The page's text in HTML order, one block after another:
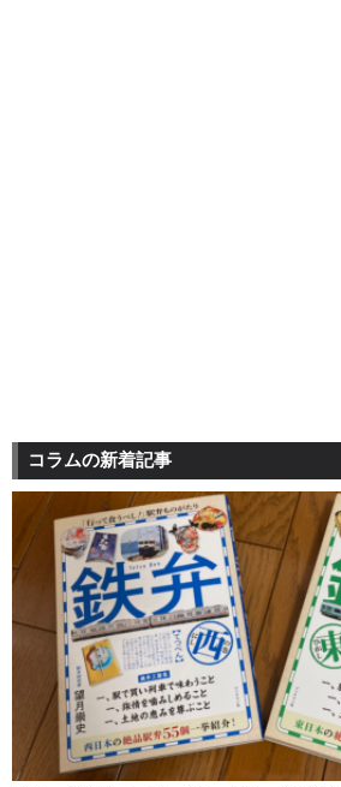
コラムの新着記事